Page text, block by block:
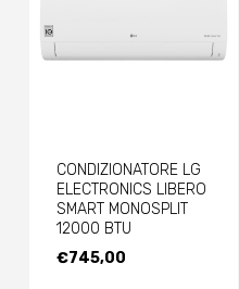
CONDIZIONATORE LG
ELECTRONICS LIBERO
SMART MONOSPLIT
12000 BTU
€745,00